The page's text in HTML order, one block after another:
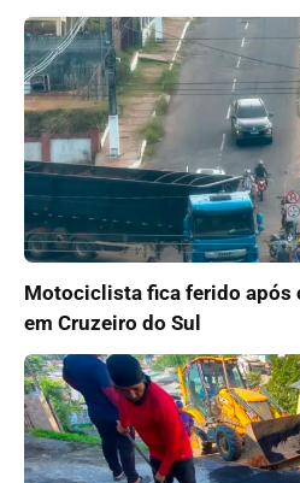
Motociclista fica ferido após
em Cruzeiro do Sul